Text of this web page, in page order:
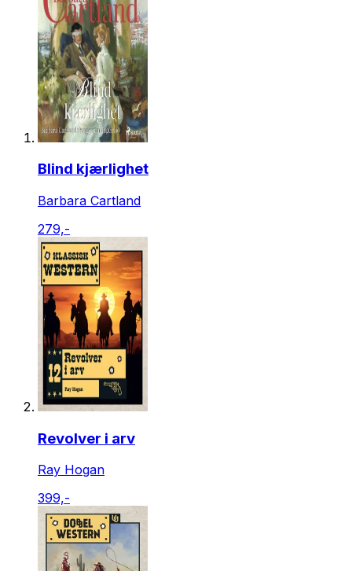
Blind kjærlighet
Barbara Cartland
279,-
Revolver i arv
Ray Hogan
399,-